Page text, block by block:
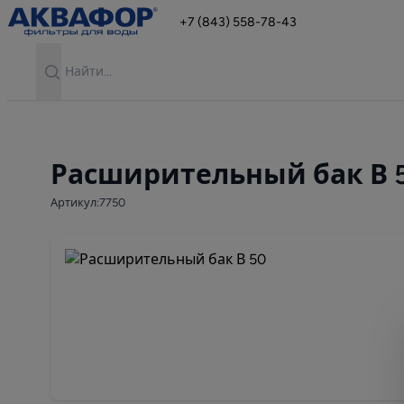
+7 (843) 558-78-43
Расширительный бак В
Артикул:7750